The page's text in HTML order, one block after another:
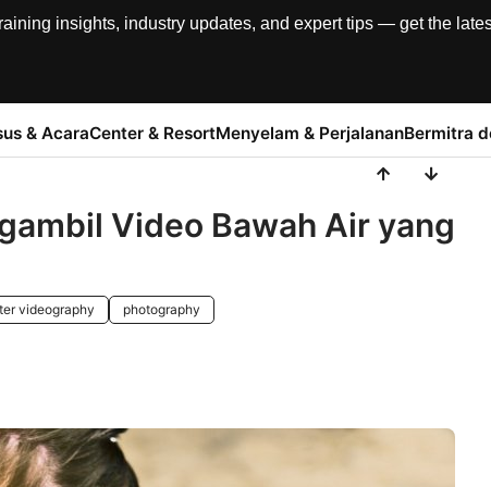
insights, industry updates, and expert tips — get the
& AcaraCenter & ResortMenyelam & PerjalananBermitra
Video Bawah Air yang
videography photography